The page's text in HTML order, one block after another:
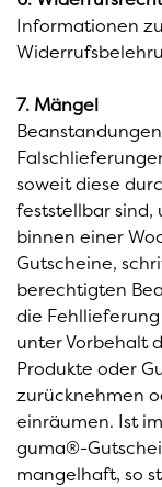
Informationen
7. Mängel
soweit diese
feststellbar sind,
binnen einer
Gutscheine,
berechtigten
die
unter Vorbehalt
Produkte oder
zurücknehmen
einräumen. Ist
guma®-
mangelhaft, so